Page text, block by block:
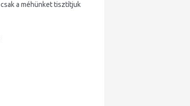
a méhünket tisztítjuk